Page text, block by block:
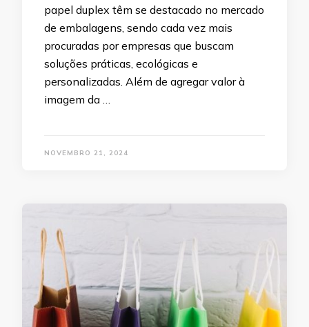
papel duplex têm se destacado no mercado
de embalagens, sendo cada vez mais
procuradas por empresas que buscam
soluções práticas, ecológicas e
personalizadas. Além de agregar valor à
imagem da …
NOVEMBRO 21, 2024